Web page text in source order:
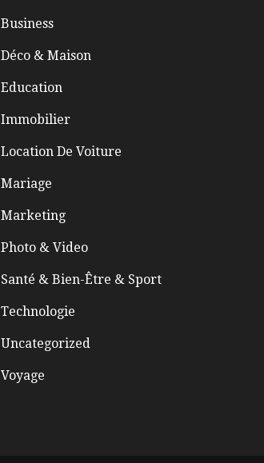
Business
Déco & Maison
Education
Immobilier
Location De Voiture
Mariage
Marketing
Photo & Video
Santé & Bien-Être & Sport
Technologie
Uncategorized
Voyage